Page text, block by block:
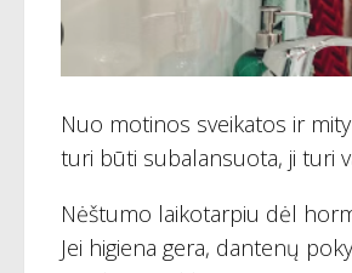
Nuo motinos sveikatos ir
turi būti subalansuota, ji turi
Nėštumo laikotarpiu dėl
Jei higiena gera, dantenų